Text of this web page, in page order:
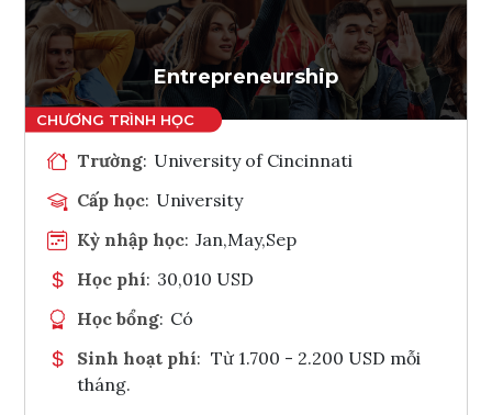
Tham vấn Interlink
Entrepreneurship
Trường: University of Cincinnati
Cấp học: University
Kỳ nhập học: Jan,May,Sep
Học phí: 30,010 USD
Học bổng: Có
Sinh hoạt phí: Từ 1.700 - 2.200 USD mỗi
tháng.